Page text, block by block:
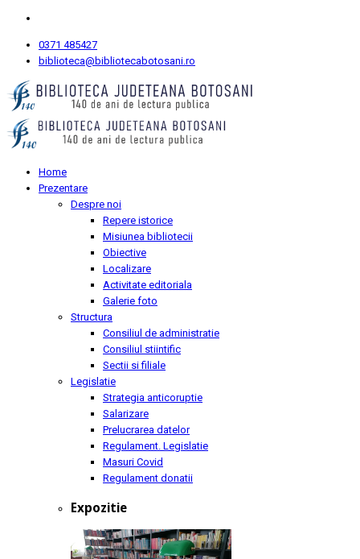
0371 485427
biblioteca@bibliotecabotosani.ro
Home
Prezentare
Despre noi
Repere istorice
Misiunea bibliotecii
Obiective
Localizare
Activitate editoriala
Galerie foto
Structura
Consiliul de administratie
Consiliul stiintific
Sectii si filiale
Legislatie
Strategia anticoruptie
Salarizare
Prelucrarea datelor
Regulament. Legislatie
Masuri Covid
Regulament donatii
Expozitie